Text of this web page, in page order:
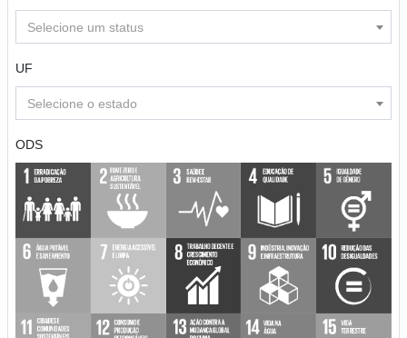
Selecione um status
UF
Selecione o estado
ODS